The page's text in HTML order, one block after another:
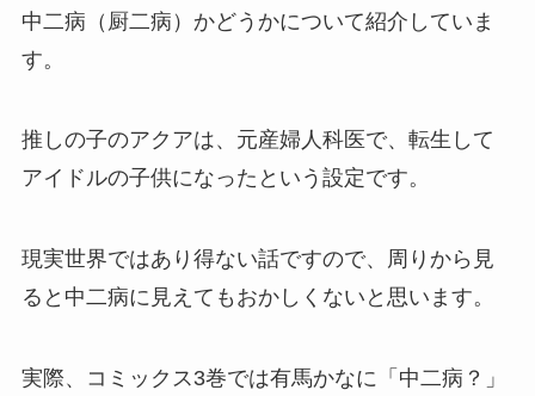
中二病（厨二病）かどうかについて紹介していま
す。
推しの子のアクアは、元産婦人科医で、転生して
アイドルの子供になったという設定です。
現実世界ではあり得ない話ですので、周りから見
ると中二病に見えてもおかしくないと思います。
実際、コミックス3巻では有馬かなに「中二病？」